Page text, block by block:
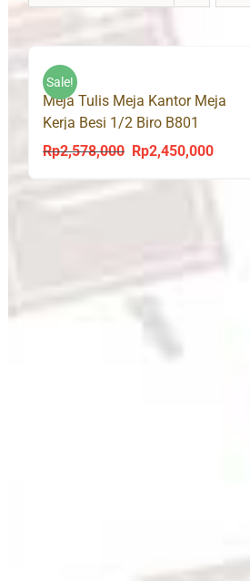
Sale!
Meja Tulis Meja Kantor Meja
Kerja Besi 1/2 Biro B801
Brother
Rp2,578,000
Original
Rp2,450,000Current